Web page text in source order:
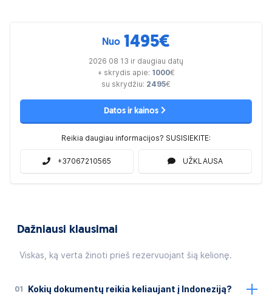
Nuo 1495€
2026 08 13 ir daugiau datų
+ skrydis apie: 1000€
su skrydžiu: 2495€
Datos ir kainos
Reikia daugiau informacijos? SUSISIEKITE:
+37067210565 UŽKLAUSA
Dažniausi klausimai
Viskas, ką verta žinoti prieš rezervuojant šią kelionę.
01 Kokių dokumentų reikia keliaujant į Indoneziją?